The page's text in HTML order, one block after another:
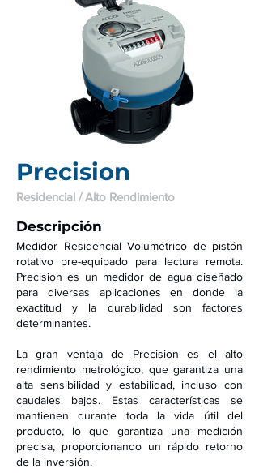
Precision
Residencial / Alto Rendimiento
Descripción
Medidor Residencial Volumétrico de pistón
rotativo pre-equipado para lectura remota.
Precision es un medidor de agua diseñado
para diversas aplicaciones en donde la
exactitud y la durabilidad son factores
determinantes.
La gran ventaja de Precision es el alto
rendimiento metrológico, que garantiza una
alta sensibilidad y estabilidad, incluso con
caudales bajos. Estas características se
mantienen durante toda la vida útil del
producto, lo que garantiza una medición
precisa, proporcionando un rápido retorno
de la inversión.